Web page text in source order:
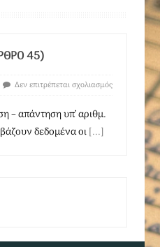
45)
Δεν επιτρέπεται σχολιασμός
– απάντηση υπ’ αριθμ.
δεδομένα οι[...]